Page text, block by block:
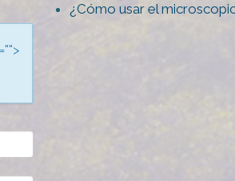
¿Cómo usar el